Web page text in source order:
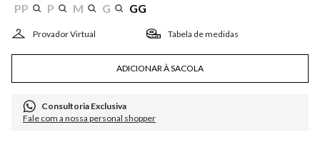
PP P M G GG
Tabela de medidas
ADICIONAR À SACOLA
Consultoria Exclusiva
Fale com a nossa personal shopper